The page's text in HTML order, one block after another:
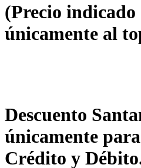
(Precio indicado
únicamente al
Descuento
únicamente
Crédito y